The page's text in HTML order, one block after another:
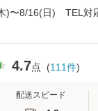
)〜8/16(日) TEL対
4.7点 (111件)
配送スピード